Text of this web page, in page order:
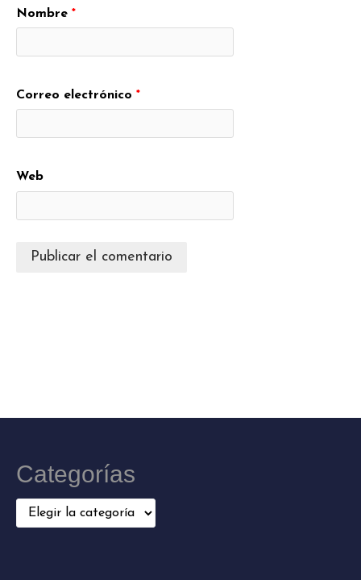
Nombre *
Correo electrónico *
Web
Categorías
Categorías